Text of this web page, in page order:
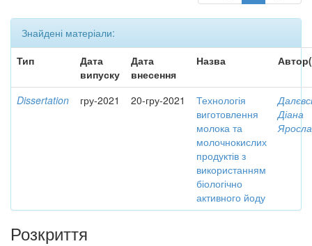
Знайдені матеріали:
Тип
Дата
випуску
Дата
внесення
Назва
Dissertation гру-2021 20-гру-2021
Технологія
виготовлення
молока та
молочнокислих
продуктів з
використанням
біологічно
активного йоду
Діана
Розкриття